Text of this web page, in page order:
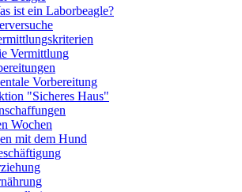
ist ein Laborbeagle?
Vermittlung
Vorbereitung
"Sicheres Haus"
Wochen
mit dem Hund